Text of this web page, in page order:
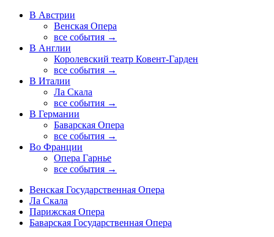
В Австрии
Венская Опера
все события →
В Англии
Королевский театр Ковент-Гарден
все события →
В Италии
Ла Скала
все события →
В Германии
Баварская Опера
все события →
Во Франции
Опера Гарнье
все события →
Венская Государственная Опера
Ла Скала
Парижская Опера
Баварская Государственная Опера